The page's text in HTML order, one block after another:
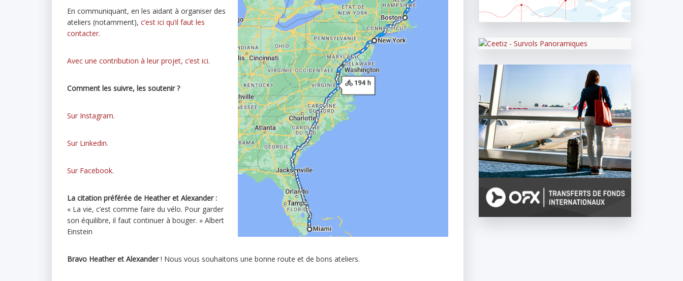
En communiquant, en les aidant à organiser des
ateliers (notamment), c’est ici qu’il faut les
contacter.
Avec une contribution à leur projet, c’est ici.
Comment les suivre, les soutenir ?
Sur Instagram.
Sur Linkedin.
Sur Facebook.
La citation préférée de Heather et Alexander :
« La vie, c’est comme faire du vélo. Pour garder
son équilibre, il faut continuer à bouger. » Albert
Einstein
Bravo Heather et Alexander! Nous vous souhaitons une bonne route et de bons ateliers.